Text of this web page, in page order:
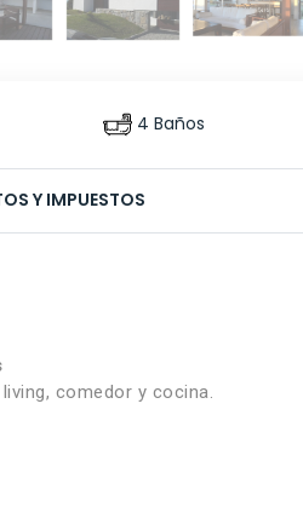
4 Baños
Y IMPUESTOS
comedor y cocina.